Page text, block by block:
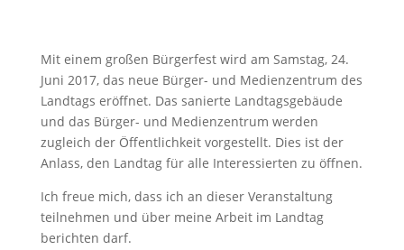
Mit einem großen Bürgerfest wird am Samstag, 24.
Juni 2017, das neue Bürger- und Medienzentrum des
Landtags eröffnet. Das sanierte Landtagsgebäude
und das Bürger- und Medienzentrum werden
zugleich der Öffentlichkeit vorgestellt. Dies ist der
Anlass, den Landtag für alle Interessierten zu öffnen.
Ich freue mich, dass ich an dieser Veranstaltung
teilnehmen und über meine Arbeit im Landtag
berichten darf.